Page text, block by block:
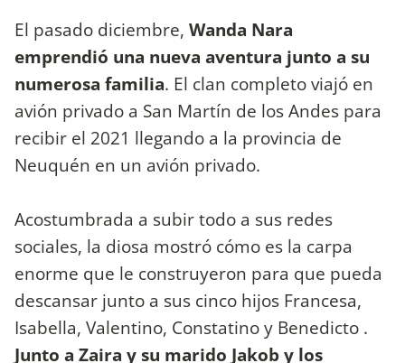
El pasado diciembre, Wanda Nara
emprendió una nueva aventura junto a su
numerosa familia. El clan completo viajó en
avión privado a San Martín de los Andes para
recibir el 2021 llegando a la provincia de
Neuquén en un avión privado.
Acostumbrada a subir todo a sus redes
sociales, la diosa mostró cómo es la carpa
enorme que le construyeron para que pueda
descansar junto a sus cinco hijos Francesa,
Isabella, Valentino, Constatino y Benedicto .
Junto a Zaira y su marido Jakob y los